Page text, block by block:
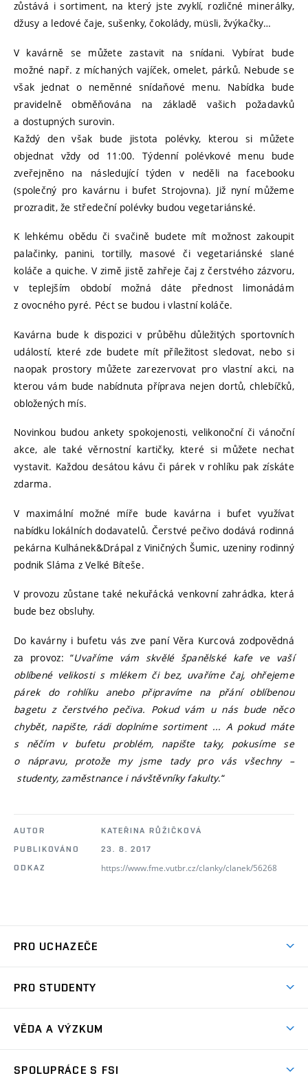
zůstává i sortiment, na který jste zvyklí, rozličné minerálky,
džusy a ledové čaje, sušenky, čokolády, müsli, žvýkačky…
V kavárně se můžete zastavit na snídani. Vybírat bude
možné např. z míchaných vajíček, omelet, párků. Nebude se
však jednat o neměnné snídaňové menu. Nabídka bude
pravidelně obměňována na základě vašich požadavků
a dostupných surovin.
Každý den však bude jistota polévky, kterou si můžete
objednat vždy od 11:00. Týdenní polévkové menu bude
zveřejněno na následující týden v neděli na facebooku
(společný pro kavárnu i bufet Strojovna). Již nyní můžeme
prozradit, že středeční polévky budou vegetariánské.
K lehkému obědu či svačině budete mít možnost zakoupit
palačinky, panini, tortilly, masové či vegetariánské slané
koláče a quiche. V zimě jistě zahřeje čaj z čerstvého zázvoru,
v teplejším období možná dáte přednost limonádám
z ovocného pyré. Péct se budou i vlastní koláče.
Kavárna bude k dispozici v průběhu důležitých sportovních
událostí, které zde budete mít příležitost sledovat, nebo si
naopak prostory můžete zarezervovat pro vlastní akci, na
kterou vám bude nabídnuta příprava nejen dortů, chlebíčků,
obložených mís.
Novinkou budou ankety spokojenosti, velikonoční či vánoční
akce, ale také věrnostní kartičky, které si můžete nechat
vystavit. Každou desátou kávu či párek v rohlíku pak získáte
zdarma.
V maximální možné míře bude kavárna i bufet využívat
nabídku lokálních dodavatelů. Čerstvé pečivo dodává rodinná
pekárna Kulhánek&Drápal z Viničných Šumic, uzeniny rodinný
podnik Sláma z Velké Bíteše.
V provozu zůstane také nekuřácká venkovní zahrádka, která
bude bez obsluhy.
Do kavárny i bufetu vás zve paní Věra Kurcová zodpovědná
za provoz: “Uvaříme vám skvělé španělské kafe ve vaší
oblíbené velikosti s mlékem či bez, uvaříme čaj, ohřejeme
párek do rohlíku anebo připravíme na přání oblíbenou
bagetu z čerstvého pečiva. Pokud vám u nás bude něco
chybět, napište, rádi doplníme sortiment ... A pokud máte
s něčím v bufetu problém, napište taky, pokusíme se
o nápravu, protože my jsme tady pro vás všechny –
studenty, zaměstnance i návštěvníky fakulty.“
AUTOR
KATEŘINA RŮŽIČKOVÁ
PUBLIKOVÁNO
23. 8. 2017
ODKAZ
https://www.fme.vutbr.cz/clanky/clanek/56268
PRO UCHAZEČE
Ambasadoři studia
Zápisy
PRO STUDENTY
Studijní předpisy
VĚDA A VÝZKUM
SPOLUPRÁCE S FSI